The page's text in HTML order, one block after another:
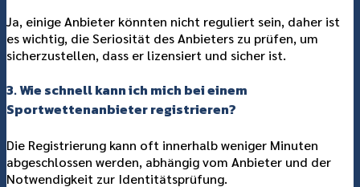
Ja, einige Anbieter könnten nicht reguliert sein, daher ist
es wichtig, die Seriosität des Anbieters zu prüfen, um
sicherzustellen, dass er lizensiert und sicher ist.
3. Wie schnell kann ich mich bei einem
Sportwettenanbieter registrieren?
Die Registrierung kann oft innerhalb weniger Minuten
abgeschlossen werden, abhängig vom Anbieter und der
Notwendigkeit zur Identitätsprüfung.